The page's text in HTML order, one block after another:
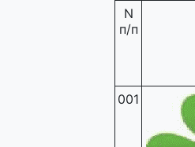
N
п/п
001